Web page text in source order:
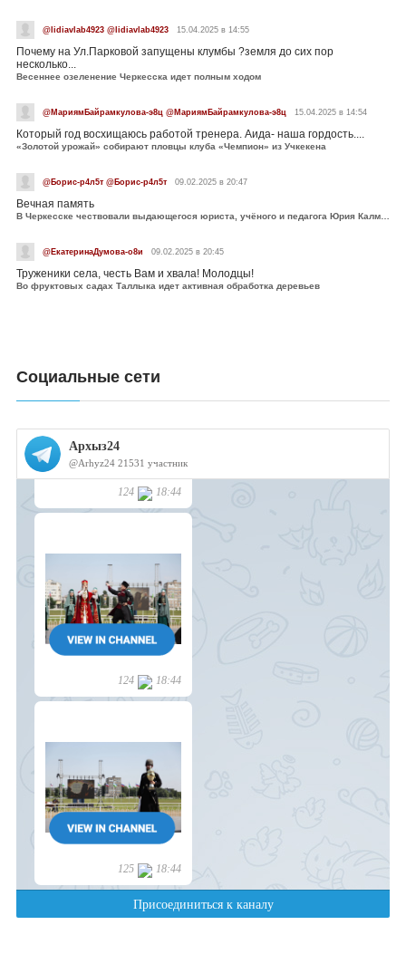
@lidiavlab4923 @lidiavlab4923 15.04.2025 в 14:55
Почему на Ул.Парковой запущены клумбы ?земля до сих пор
несколько...
Весеннее озеленение Черкесска идет полным ходом
@МариямБайрамкулова-э8ц @МариямБайрамкулова-э8ц 15.04.2025 в 14:54
Который год восхищаюсь работой тренера. Аида- наша гордость....
«Золотой урожай» собирают пловцы клуба «Чемпион» из Учкекена
@Борис-р4л5т @Борис-р4л5т 09.02.2025 в 20:47
Вечная память
В Черкесске чествовали выдающегося юриста, учёного и педагога Юрия Калмыкова
@ЕкатеринаДумова-о8и 09.02.2025 в 20:45
Труженики села, честь Вам и хвала! Молодцы!
Во фруктовых садах Таллыка идет активная обработка деревьев
Социальные сети